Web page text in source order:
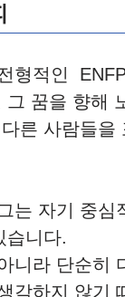
형적인
그 꿈을 향해
른 사람들을
는 자기 중심
습니다.
니라 단순히
각하지 않기